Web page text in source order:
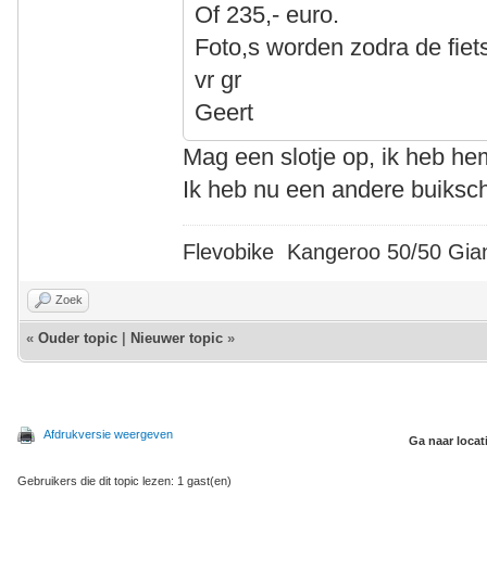
Of 235,- euro.
Foto,s worden zodra de
vr gr
Geert
Mag een slotje op, ik heb
Ik heb nu een andere
Flevobike Kangeroo 50/50
Zoek
« Ouder topic Nieuwer topic »
Afdrukversie weergeven Ga naar
Gebruikers die dit topic lezen: 1 gast(en)